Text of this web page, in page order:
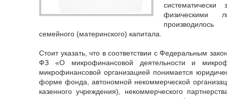
физическими
семейного (материнского) капитала.
Стоит указать, что в соответствии с Федеральным
ФЗ «О микрофинансовой деятельности и
микрофинансовой организацией понимается
форме фонда, автономной некоммерческой
казенного учреждения), некоммерческого